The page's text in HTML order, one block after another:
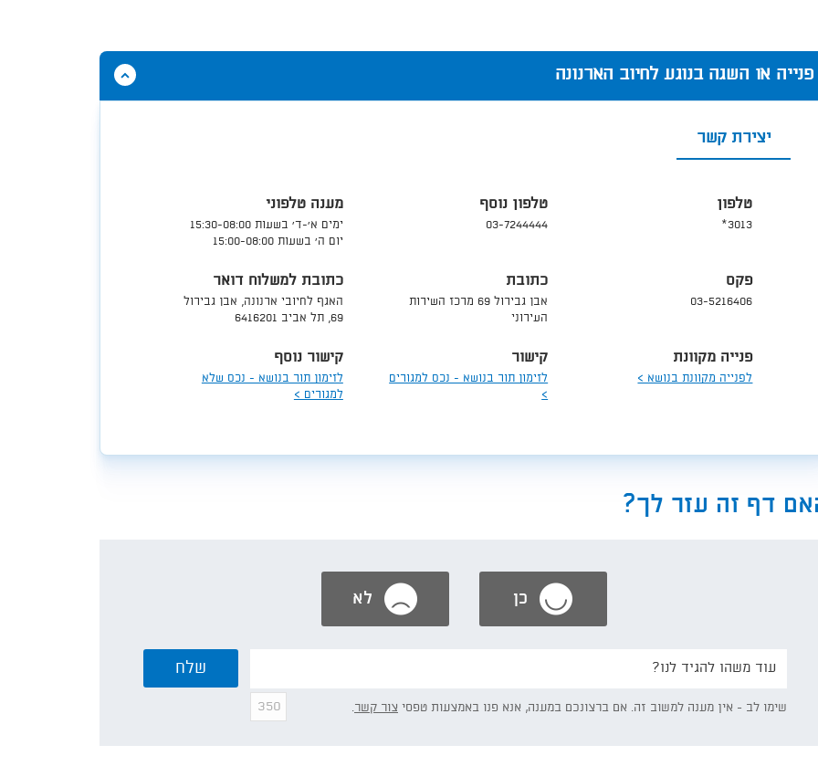
הסתר
תוכן
פנייה או השגה בנוגע לחיוב הארנונה
יצירת קשר
טלפון
3013*
טלפון נוסף
03-7244444
מענה טלפוני
ימים א'-ד' בשעות 15:30-08:00
יום ה' בשעות 15:00-08:00​​
פקס
03-5216406
כתובת
אבן גבירול 69 מרכז השירות
העירוני
כתובת למשלוח דואר
האגף לחיובי ארנונה, אבן גבירול
69, תל אביב 6416201
פנייה מקוונת
לפנייה מקוונת בנושא >
קישור
לזימון תור בנושא - נכס למגורים
>
קישור נוסף
לזימון תור בנושא - נכס שלא
למגורים >
דף זה עזר לך?
כן לא
תפרט/י:
שלח
שימו לב - אין מענה למשוב זה. אם ברצונכם במענה, אנא פנו באמצעות טפסי צור קשר.